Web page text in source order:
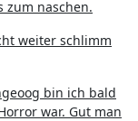
zum naschen.
weiter schlimm
bin ich bald
war. Gut man